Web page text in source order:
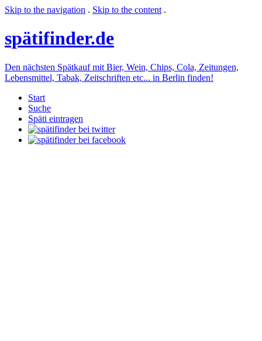
Skip to the navigation . Skip to the content .
spätifinder.de
Den nächsten Spätkauf mit Bier, Wein, Chips, Cola, Zeitungen,
Lebensmittel, Tabak, Zeitschriften etc... in Berlin finden!
Start
Suche
Späti eintragen